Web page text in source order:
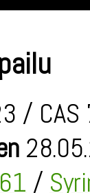
/
/